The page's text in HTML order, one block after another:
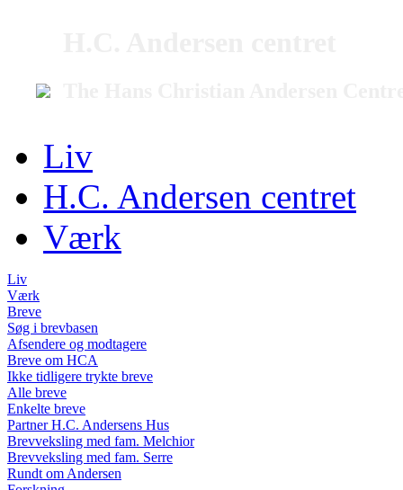
Liv
H.C. Andersen centret
Værk
Liv
Værk
Breve
Søg i brevbasen
Afsendere og modtagere
Breve om HCA
Ikke tidligere trykte breve
Alle breve
Enkelte breve
Partner H.C. Andersens Hus
Brevveksling med fam. Melchior
Brevveksling med fam. Serre
Rundt om Andersen